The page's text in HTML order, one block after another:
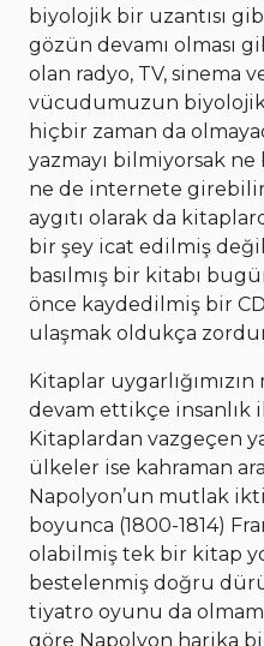
biyolojik bir uzantısı
gözün devamı olması
olan radyo, TV, sinema
vücudumuzun biyolojik
hiçbir zaman da
yazmayı bilmiyorsak
ne de internete
aygıtı olarak da
bir şey icat edilmiş
basılmış bir kitabı
önce kaydedilmiş bir
ulaşmak oldukça
Kitaplar
devam ettikçe insanlık
Kitaplardan vazgeçen
ülkeler ise kahraman
Napolyon’un mutlak
boyunca (1800-1814)
olabilmiş tek bir kitap
bestelenmiş doğru
tiyatro oyunu da
göre Napolyon harika